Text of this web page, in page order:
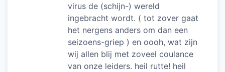
virus de (schijn-) wereld
ingebracht wordt. ( tot zover gaat
het nergens anders om dan een
seizoens-griep ) en oooh, wat zijn
wij allen blij met zoveel coulance
van onze leiders. heil rutte! heil